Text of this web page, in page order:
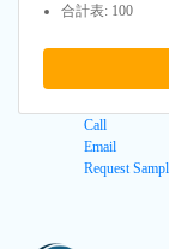
合計表: 100
Call
Email
Request